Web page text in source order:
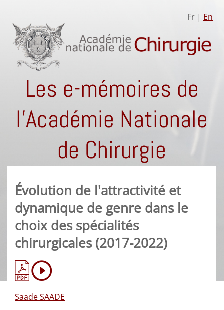
Fr | En
Les e-mémoires de
l'Académie Nationale
de Chirurgie
Évolution de l'attractivité et
dynamique de genre dans le
choix des spécialités
chirurgicales (2017-2022)
Saade SAADE